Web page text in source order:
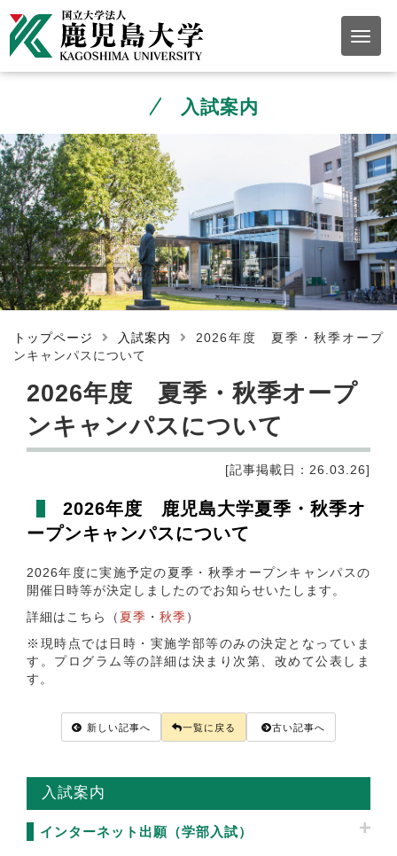
入試案内
トップページ 入試案内
2026年度 夏季・秋季オープ
ンキャンパスについて
2026年度 夏季・秋季オープ
ンキャンパスについて
[記事掲載日：26.03.26]
2026年度 鹿児島大学夏季・秋季オ
ープンキャンパスについて
2026年度に実施予定の夏季・秋季オープンキャンパスの
開催日時等が決定しましたのでお知らせいたします。
詳細はこちら（ 夏季 ・ 秋季）
※現時点では日時・実施学部等のみの決定となっていま
す。プログラム等の詳細は決まり次第、改めて公表しま
す。
新しい記事へ 一覧に戻る 古い記事へ
入試案内
インターネット出願（学部入試）